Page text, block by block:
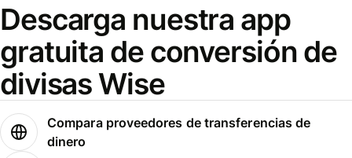
Descarga nuestra app
gratuita de conversión de
divisas Wise
Compara proveedores de transferencias de
dinero